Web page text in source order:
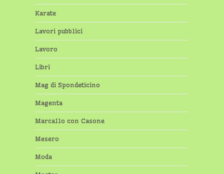
Karate
Lavori pubblici
Lavoro
Libri
Mag di Spondeticino
Magenta
Marcallo con Casone
Mesero
Moda